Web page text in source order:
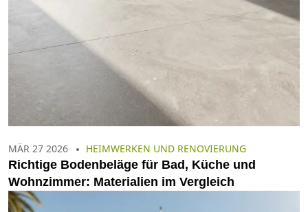
MÄR 27 2026 HEIMWERKEN UND RENOVIERUNG
Richtige Bodenbeläge für Bad, Küche und
Wohnzimmer: Materialien im Vergleich